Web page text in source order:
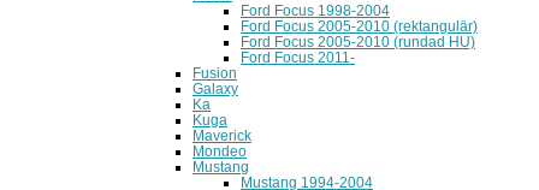
Ford Focus 1998-2004
Ford Focus 2005-2010 (rektangulär)
Ford Focus 2005-2010 (rundad HU)
Ford Focus 2011-
Fusion
Galaxy
Ka
Kuga
Maverick
Mondeo
Mustang
Mustang 1994-2004